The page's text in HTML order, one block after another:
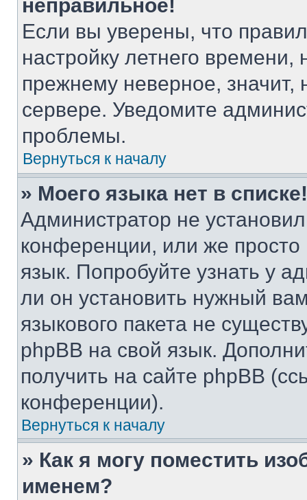
неправильное!
Если вы уверены, что
настройку летнего
прежнему неверное, значит,
сервере. Уведомите
проблемы.
Вернуться к началу
» Моего языка нет в списке!
Администратор не
конференции, или же
язык. Попробуйте узнать у
ли он установить нужный
языкового пакета не
phpBB на свой язык.
получить на сайте phpBB
конференции).
Вернуться к началу
» Как я могу поместить
именем?